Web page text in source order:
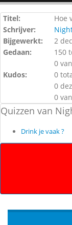
Titel:
Hoe
Schrijver:
Bijgewerkt:
2
Gedaan:
150
0
Kudos:
0
0
0
Quizzen van
Drink je vaak ?